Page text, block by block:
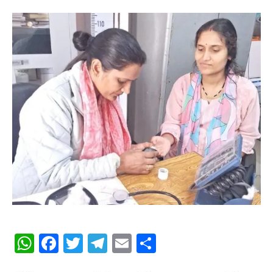
WhatsApp
Facebook
Twitter
Telegram
Email